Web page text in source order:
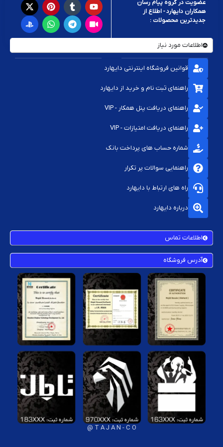
عضویت در گروه پیام رسان
همکاران دایهارد - اطلاع از
جدیدترین محصولات :
اطلاعات مورد نیاز
قوانین فروشگاه اینترنتی دایهارد
راهنمای ثبت نام و خرید از دایهارد
راهنمای دریافت پنل همکار - VIP
راهنمای دریافت امتیازات - VIP
شماره حساب های پرداخت بانک
راهنمایی سوالات پر تکرار
راه های ارتباط با دایهارد
درباره دایهارد
اطلاعات تماس
آدرس فروشگاه
T A J A N - C O @